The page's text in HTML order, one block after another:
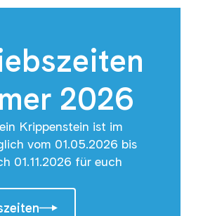
2026
Krippenstein ist im
vom 01.05.2026 bis
01.11.2026 für euch